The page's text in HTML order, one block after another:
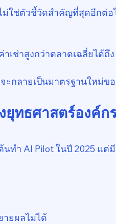
ม่ใช่ตัวชี้วัดสำคัญที่สุดอีกต่อ
เช่าสูงกว่าตลาดเฉลี่ยได้ถึง
ะกลายเป็นมาตรฐานใหม่ข
ยุทธศาสตร์องค์ก
นทำ AI Pilot ในปี 2025 แต่มี
ยผลไม่ได้